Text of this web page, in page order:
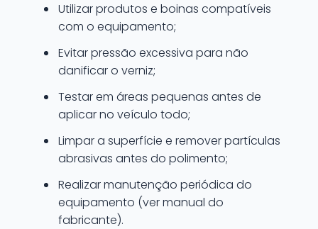
Utilizar produtos e boinas compatíveis
com o equipamento;
Evitar pressão excessiva para não
danificar o verniz;
Testar em áreas pequenas antes de
aplicar no veículo todo;
Limpar a superfície e remover partículas
abrasivas antes do polimento;
Realizar manutenção periódica do
equipamento (ver manual do
fabricante).